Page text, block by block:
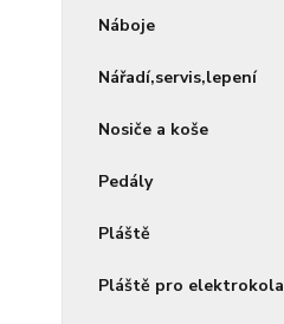
Náboje
Nářadí,servis,lepení
Nosiče a koše
Pedály
Pláště
Pláště pro elektrokola